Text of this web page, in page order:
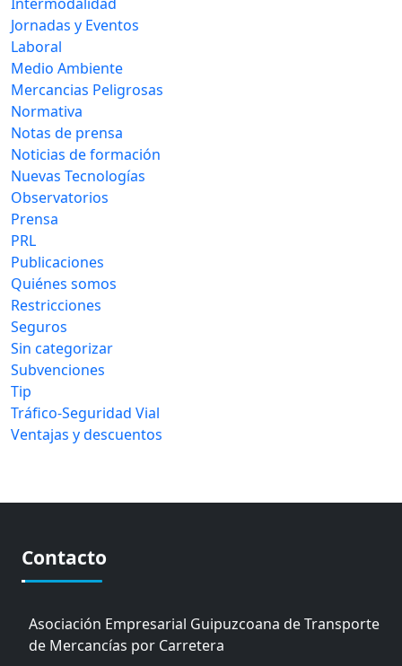
Jornadas y Eventos
Laboral
Medio Ambiente
Mercancias Peligrosas
Normativa
Notas de prensa
Noticias de formación
Nuevas Tecnologías
Observatorios
Prensa
PRL
Publicaciones
Quiénes somos
Restricciones
Seguros
Sin categorizar
Subvenciones
Tip
Tráfico-Seguridad Vial
Ventajas y descuentos
Contacto
Asociación Empresarial Guipuzcoana de Transporte
de Mercancías por Carretera